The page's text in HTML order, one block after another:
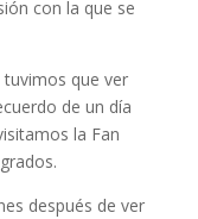
con la que se
tuvimos que ver
de un día
la Fan
después de ver